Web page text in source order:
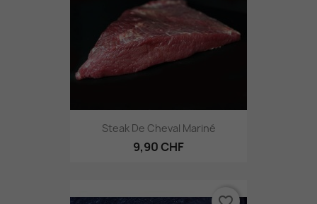
Steak De Cheval Mariné
9,90 CHF